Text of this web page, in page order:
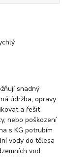
snadný
údržba, opravy
a řešit
nebo poškození
s KG potrubím
vody do tělesa
vod